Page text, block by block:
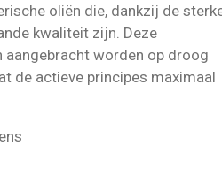
oliën die, dankzij de
kwaliteit zijn. Deze
worden op droog
de actieve principes maximaal